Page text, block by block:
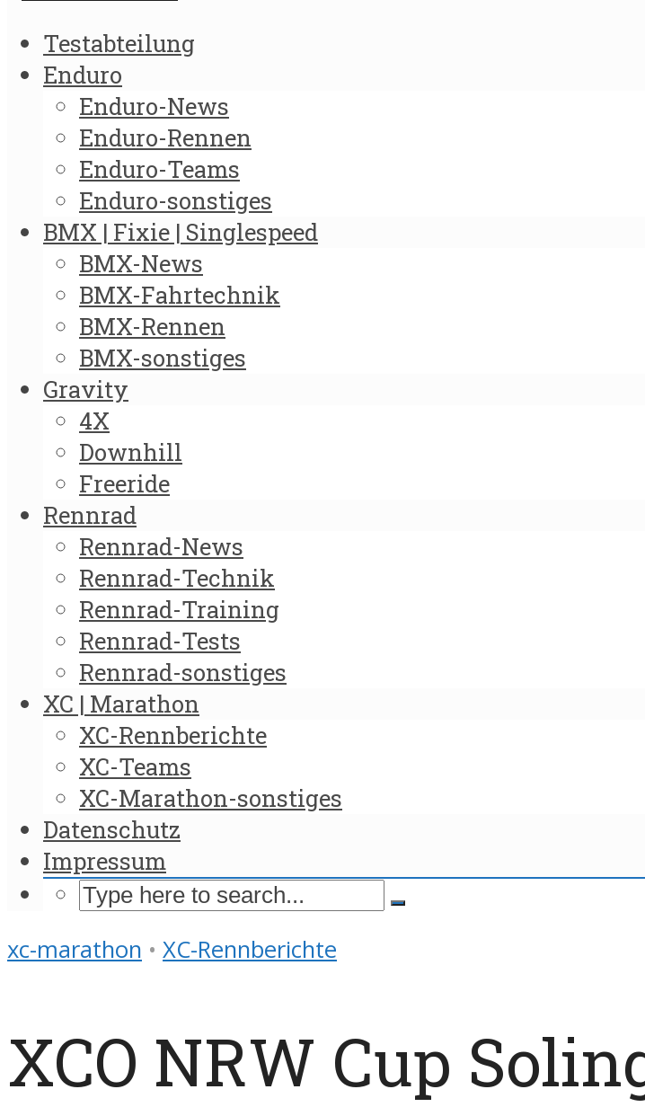
Testabteilung
Enduro
Enduro-News
Enduro-Rennen
Enduro-Teams
Enduro-sonstiges
BMX | Fixie | Singlespeed
BMX-News
BMX-Fahrtechnik
BMX-Rennen
BMX-sonstiges
Gravity
4X
Downhill
Freeride
Rennrad
Rennrad-News
Rennrad-Technik
Rennrad-Training
Rennrad-Tests
Rennrad-sonstiges
XC | Marathon
XC-Rennberichte
XC-Teams
XC-Marathon-sonstiges
Datenschutz
Impressum
xc-marathon • XC-Rennberichte
XCO NRW Cup